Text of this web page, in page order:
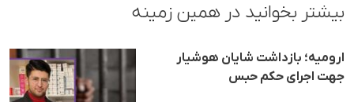
بیشتر بخوانید در همین زمینه
ارومیه؛ بازداشت شایان هوشیار
جهت اجرای حکم حبس